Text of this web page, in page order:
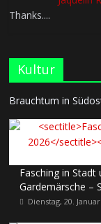
Thanks....
Kultur
Brauchtum in
Fasching in Stadt
Gardemärsche –
Dienstag, 20.